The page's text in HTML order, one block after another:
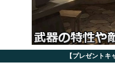
【プレゼントキ